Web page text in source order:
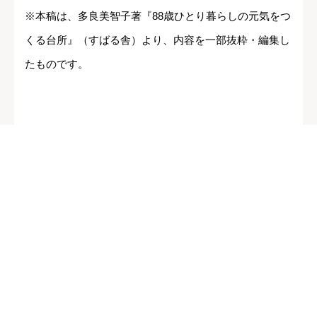
※本稿は、多良美智子著『88歳ひとり暮らしの元気をつ
くる台所』（すばる舎）より、内容を一部抜粋・編集し
たものです。